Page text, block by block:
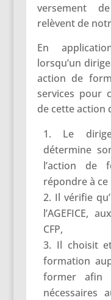
versement
relèvent de
En
lorsqu’un
action de
services pour
de cette action
Le
détermine
l’action de
répondre à ce
Il vérifie
l’AGEFICE,
CFP,
Il choisit
formation
former afin
nécessaires